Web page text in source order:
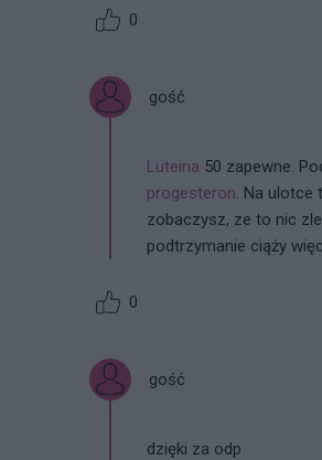
0
gość
Luteina 50 zapewne.
progesteron. Na ulotce
zobaczysz, ze to nic
podtrzymanie ciąży
0
gość
dzięki za odp